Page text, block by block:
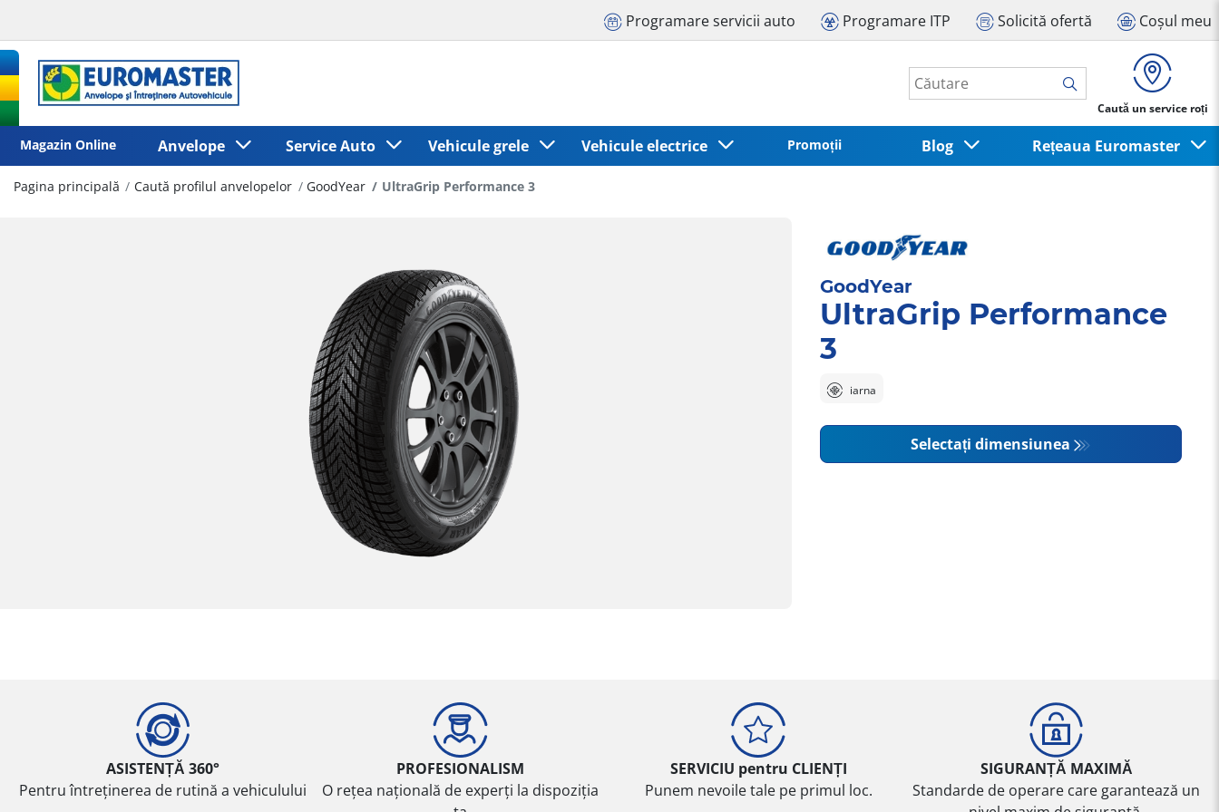
Programare servicii auto Programare ITP Solicită ofertă Coșul meu
Caută un service roți
Magazin Online Anvelope Service Auto Vehicule grele Vehicule electrice Promoții Blog Rețeaua Euromaster
Pagina principală Caută profilul anvelopelor GoodYear UltraGrip Performance 3
GoodYear
UltraGrip Performance
3
iarna
Selectați dimensiunea
ASISTENȚĂ 360°
Pentru întreținerea de rutină a vehiculului
PROFESIONALISM
O rețea națională de experți la dispoziția
SERVICIU pentru CLIENȚI
Punem nevoile tale pe primul loc.
SIGURANȚĂ MAXIMĂ
Standarde de operare care garantează un